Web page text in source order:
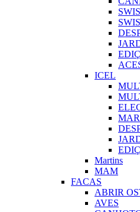
ICEL
Martins
MAM
FACAS
ABRIR
AVES